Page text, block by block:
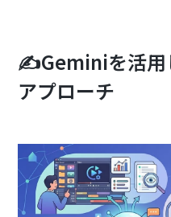
✍️Geminiを活用
アプローチ